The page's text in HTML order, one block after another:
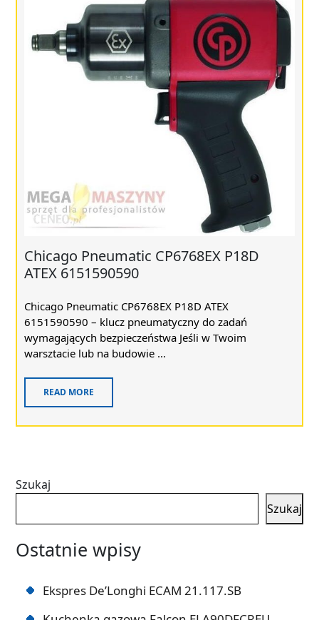
Chicago Pneumatic CP6768EX P18D
ATEX 6151590590
Chicago Pneumatic CP6768EX P18D ATEX
6151590590 – klucz pneumatyczny do zadań
wymagających bezpieczeństwa Jeśli w Twoim
warsztacie lub na budowie ...
READ MORE
Szukaj
Szukaj
Ostatnie wpisy
Ekspres De’Longhi ECAM 21.117.SB